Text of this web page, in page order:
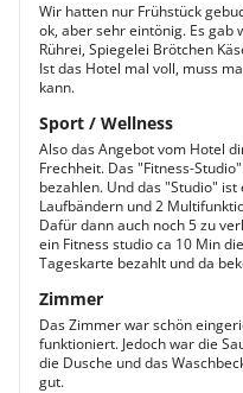
Wir hatten nur Frühstück
ok, aber sehr eintönig. Es gab
Rührei, Spiegelei Brötchen
Ist das Hotel mal voll, muss
kann.
Sport / Wellness
Also das Angebot vom Hotel
Frechheit. Das "Fitness-
bezahlen. Und das "Studio"
Laufbändern und 2
Dafür dann auch noch 5 zu
ein Fitness studio ca 10 Min
Tageskarte bezahlt und da
Zimmer
Das Zimmer war schön
funktioniert. Jedoch war die
die Dusche und das
gut.